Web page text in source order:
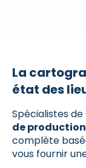
La
état des
Spécialistes de
de production
complète
vous fournir